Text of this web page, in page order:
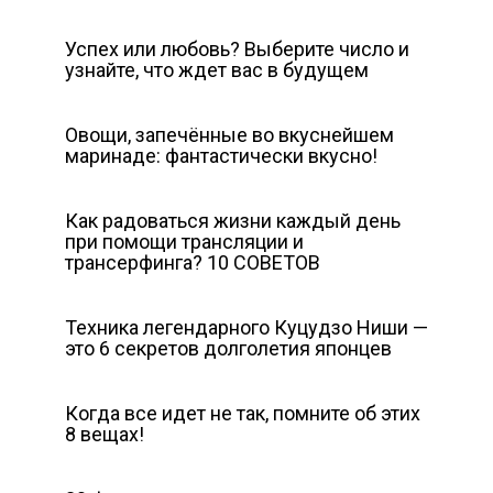
Успех или любовь? Выберите число и
узнайте, что ждет вас в будущем
Овощи, запечённые во вкуснейшем
маринаде: фантастически вкусно!
Как радоваться жизни каждый день
при помощи трансляции и
трансерфинга? 10 СОВЕТОВ
Техника легендарного Куцудзо Ниши —
это 6 секретов долголетия японцев
Когда все идет не так, помните об этих
8 вещах!